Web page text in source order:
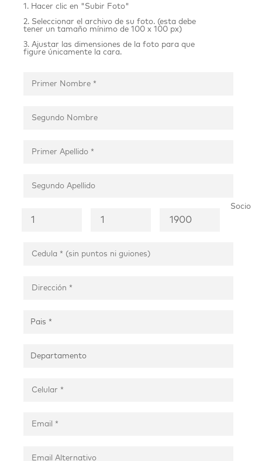
1. Hacer clic en "Subir Foto"
2. Seleccionar el archivo de su foto. (esta debe
tener un tamaño mínimo de 100 x 100 px)
3. Ajustar las dimensiones de la foto para que
figure únicamente la cara.
Socio